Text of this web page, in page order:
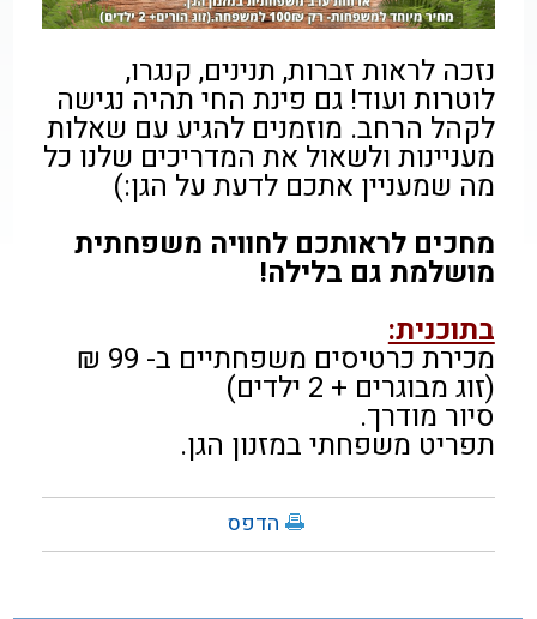
נזכה לראות זברות, תנינים, קנגרו,
לוטרות ועוד! גם פינת החי תהיה נגישה
לקהל הרחב. מוזמנים להגיע עם שאלות
מעניינות ולשאול את המדריכים שלנו כל
מה שמעניין אתכם לדעת על הגן:)
מחכים לראותכם לחוויה משפחתית
מושלמת גם בלילה!
בתוכנית:
מכירת כרטיסים משפחתיים ב- 99 ₪
(זוג מבוגרים + 2 ילדים)
סיור מודרך.
תפריט משפחתי במזנון הגן.
הדפס